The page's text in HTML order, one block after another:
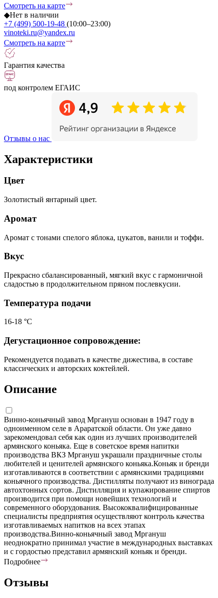
Смотреть на карте
◆Нет в наличии
+7 (499) 500-19-48 (10:00–23:00)
vinoteki.ru@yandex.ru
Смотреть на карте
Гарантия качества
под контролем ЕГАИС
Отзывы о нас
Характеристики
Цвет
Золотистый янтарный цвет.
Аромат
Аромат с тонами спелого яблока, цукатов, ванили и тоффи.
Вкус
Прекрасно сбалансированный, мягкий вкус с гармоничной
сладостью в продолжительном пряном послевкусии.
Температура подачи
16-18 °С
Дегустационное сопровождение:
Рекомендуется подавать в качестве дижестива, в составе
классических и авторских коктейлей.
Описание
Виннo-коньячный завод Мргануш основан в 1947 году в
одноименном селе в Араратской области. Он уже давно
зарекомендовал себя как один из лучших производителей
армянского коньяка. Еще в советское время напитки
производства ВКЗ Мргануш украшали праздничные столы
любителей и ценителей армянского коньяка.Коньяк и бренди
изготавливаются в соответствии с армянскими традициями
коньячного производства. Дистилляты получают из винограда
автохтонных сортов. Дистилляция и купажирование спиртов
производится при помощи новейших технологий и
современного оборудования. Высококвалифицированные
специалисты предприятия осуществляют контроль качества
изготавливаемых напитков на всех этапах
производства.Виннo-коньячный завод Мргануш
неоднократно принимал участие в международных выставках
и с гордостью представил армянский коньяк и бренди.
Подробнее
Отзывы